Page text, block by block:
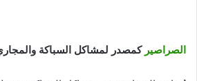
الصراصير كمصدر لمشاكل السباكة